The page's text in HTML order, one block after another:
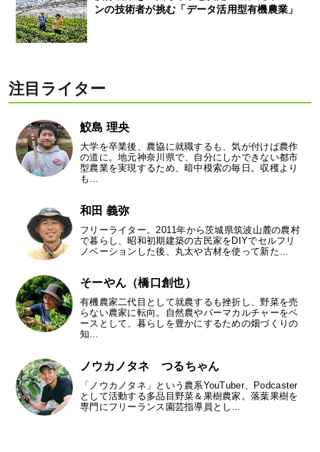
ンの技術者が挑む「データ活用型有機農業」
注目ライター
鮫島 理央
大学を卒業後、農協に就職するも、気が付けば農作
の道に。地元神奈川県で、自分にしかできない都市
型農業を実現するため、暗中模索の毎日。収穫より
も…
和田 義弥
フリーライター。2011年から茨城県筑波山麓の農村
で暮らし、昭和初期建築の古民家をDIYでセルフリ
ノベーションした後、丸太や古材を使って新た…
そーやん（橋口創也）
有機農家二代目として就農するも挫折し、野菜を売
らない農家に転向。自然農やパーマカルチャーをベ
ースとして、暮らしを豊かにするための畑づくりの
知…
ノウカノタネ つるちゃん
「ノウカノタネ」という農系YouTuber、Podcaster
として活動する多品目野菜＆果樹農家。落葉果樹を
専門にフリーランス園芸指導員とし…